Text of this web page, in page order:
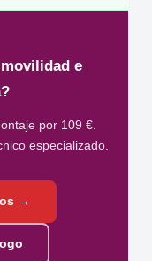
e
por 109 €.
especializado.
→